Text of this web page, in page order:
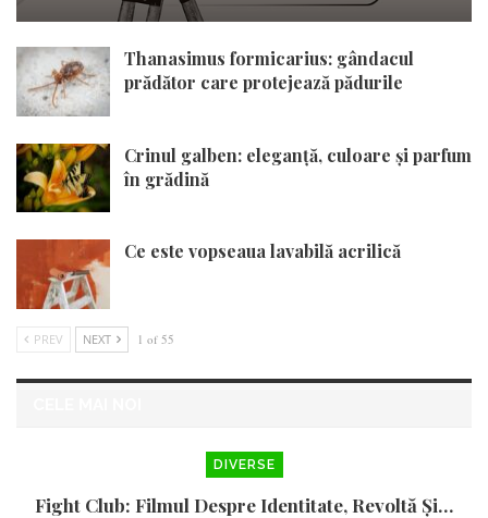
Thanasimus formicarius: gândacul
prădător care protejează pădurile
Crinul galben: eleganță, culoare și parfum
în grădină
Ce este vopseaua lavabilă acrilică
PREV NEXT 1 of 55
DIVERSE
Fight Club: Filmul Despre Identitate, Revoltă Și…